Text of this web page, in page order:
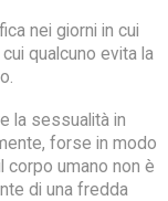
nei giorni in cui
qualcuno evita la
la sessualità in
forse in modo
corpo umano non è
di una fredda